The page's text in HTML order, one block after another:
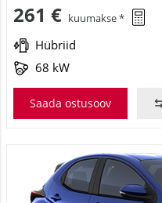
261 € kuumakse *
Hübriid
68 kW
Saada ostusoov